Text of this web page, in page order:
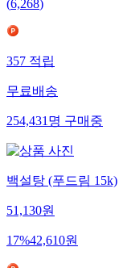
(6,268)
357적립
무료배송
254,431명구매중
백설탕 (푸드림 15k)
51,130원
17%42,610원